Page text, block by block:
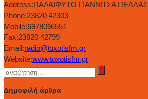
Address:ΠΑΛΑΙΦΥΤΟ ΓΙΑΝΝΙΤΣΑ ΠΕΛΛΑΣ
Phone:23820 42303
Mobile:6978096551
Fax:23820 42799
Email:radio@toxotisfm.gr
Website:www.toxotisfm.gr
Δημοφιλή άρθρα